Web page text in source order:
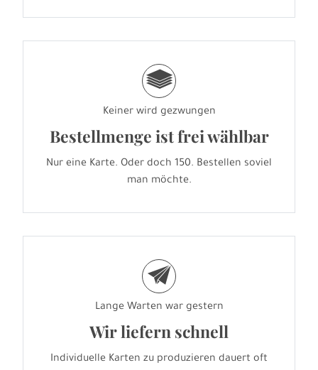
g
Keiner wird gezwungen
Bestellmenge ist frei wählbar
Nur eine Karte. Oder doch 150. Bestellen soviel
man möchte.
e
Lange Warten war gestern
Wir liefern schnell
Individuelle Karten zu produzieren dauert oft